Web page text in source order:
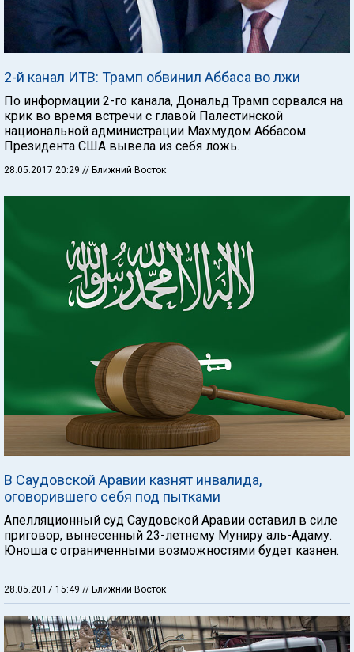
2-й канал ИТВ: Трамп обвинил Аббаса во лжи
По информации 2-го канала, Дональд Трамп сорвался на
крик во время встречи с главой Палестинской
национальной администрации Махмудом Аббасом.
Президента США вывела из себя ложь.
28.05.2017 20:29 // Ближний Восток
В Саудовской Аравии казнят инвалида,
оговорившего себя под пытками
Апелляционный суд Саудовской Аравии оставил в силе
приговор, вынесенный 23-летнему Муниру аль-Адаму.
Юноша с ограниченными возможностями будет казнен.
28.05.2017 15:49 // Ближний Восток